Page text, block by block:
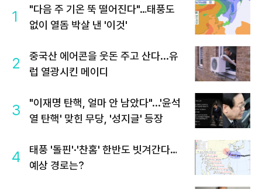
1
"다음 주 기온 뚝 떨어진다"…태풍도
없이 열돔 박살 낸 '이것'
2
중국산 에어콘을 웃돈 주고 산다...유
럽 열광시킨 메이디
3
"이재명 탄핵, 얼마 안 남았다"...'윤석
열 탄핵' 맞힌 무당, '성지글' 등장
4
태풍 '돌핀'·'찬홈' 한반도 빗겨간다…
예상 경로는?